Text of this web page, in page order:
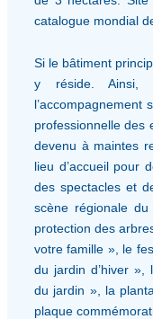
catalogue mondial
Si le bâtiment
y réside. Ainsi,
l’accompagnement
professionnelle des
devenu à maintes
lieu d’accueil pour
des spectacles et
scène régionale du
protection des
votre famille », le
du jardin d’hiver »,
du jardin », la
plaque